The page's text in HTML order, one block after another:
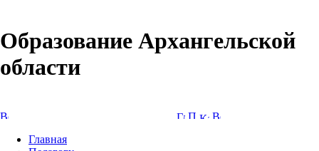
Образование Архангельской
области
Главная